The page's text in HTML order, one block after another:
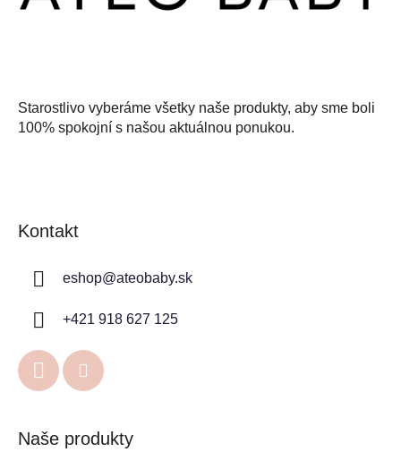
Starostlivo vyberáme všetky naše produkty, aby sme boli
100% spokojní s našou aktuálnou ponukou.
Kontakt
eshop@ateobaby.sk
+421 918 627 125
Naše produkty